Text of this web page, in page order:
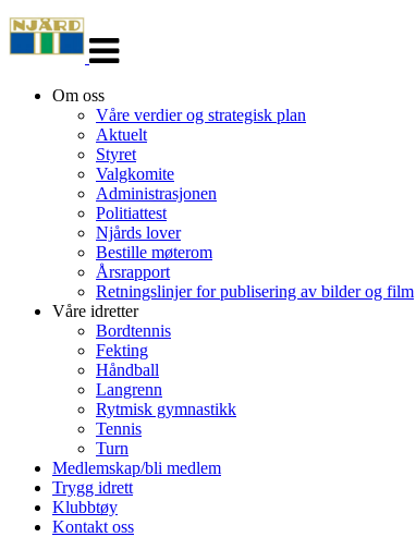
navigasjon
Om oss
Våre verdier og strategisk plan
Aktuelt
Styret
Valgkomite
Administrasjonen
Politiattest
Njårds lover
Bestille møterom
Årsrapport
Retningslinjer for publisering av bilder og film
Våre idretter
Bordtennis
Fekting
Håndball
Langrenn
Rytmisk gymnastikk
Tennis
Turn
Medlemskap/bli medlem
Trygg idrett
Klubbtøy
Kontakt oss